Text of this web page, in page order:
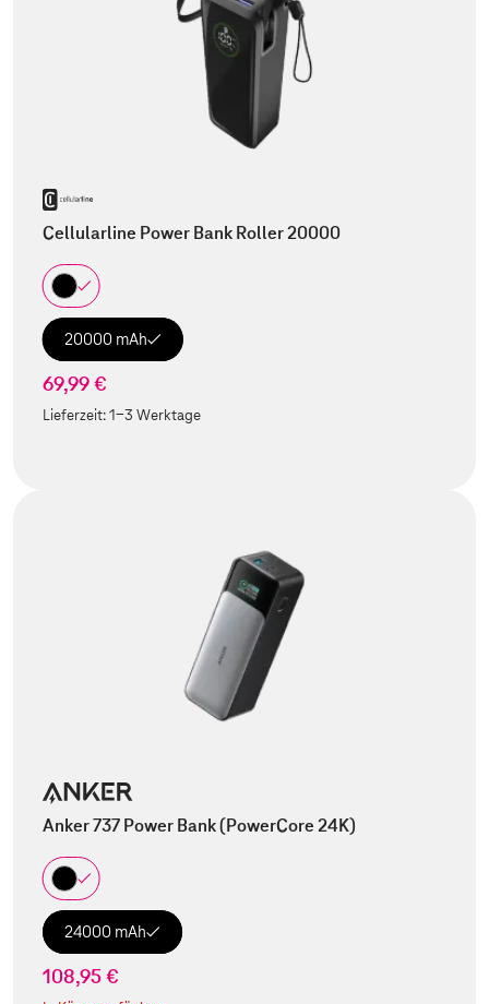
Cellularline Power Bank Roller 20000
20000 mAh
69,99 €
Lieferzeit:1-3 Werktage
Anker 737 Power Bank (PowerCore 24K)
24000 mAh
108,95 €